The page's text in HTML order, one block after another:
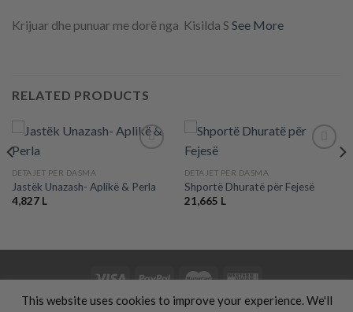
Krijuar dhe punuar me dorë nga Kisilda S See More
RELATED PRODUCTS
Add to
DETAJET PËR DASMA
Jastëk Unazash- Aplikë & Perla
4,827 L
Add to
DETAJET PËR DASMA
Shportë Dhuratë për Fejesë
21,665 L
KREU VESHJE DHURATA PUNIME DORE KOZMETIKË
FËMIJË
This website uses cookies to improve your experience. We'll